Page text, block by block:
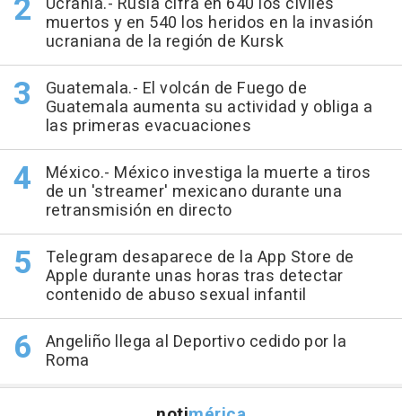
muertos y en 540 los heridos en la invasión
ucraniana de la región de Kursk
Guatemala.- El volcán de Fuego de
Guatemala aumenta su actividad y obliga a
las primeras evacuaciones
México.- México investiga la muerte a tiros
de un 'streamer' mexicano durante una
retransmisión en directo
Telegram desaparece de la App Store de
Apple durante unas horas tras detectar
contenido de abuso sexual infantil
Angeliño llega al Deportivo cedido por la
Roma